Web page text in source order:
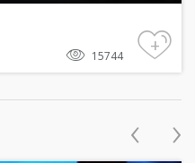
15744 +
‹ ›